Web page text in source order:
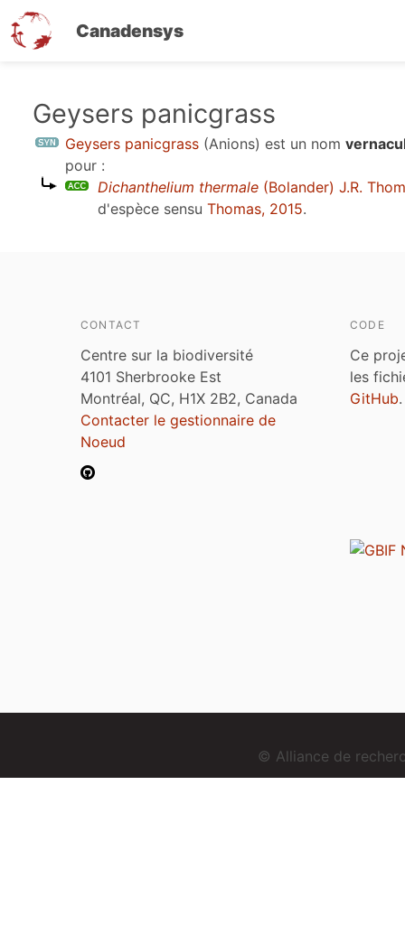
Canadensys
contenu
Geysers panicgrass
Geysers panicgrass (Anions) est un nom
pour :
Dichanthelium thermale (Bolander) J.R.
d'espèce sensu Thomas, 2015.
CONTACT
Centre sur la biodiversité
4101 Sherbrooke Est
Montréal, QC, H1X 2B2, Canada
Contacter le gestionnaire de
Noeud
CODE
Ce
les
GitHub.
© Alliance de